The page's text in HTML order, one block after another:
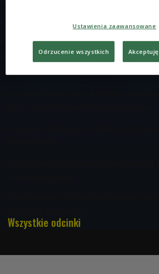
W POPRZEDNICH ODCINKACH
Wszystkie odcinki
Ustawienia zaawansowane
Odrzucenie wszystkich